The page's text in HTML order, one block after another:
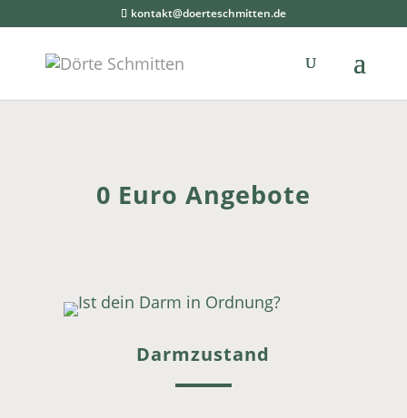
Akkordeon geschlossenkontakt@doerteschmitten.de
0 Euro Angebote
Darmzustand